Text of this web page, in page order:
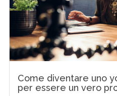
Come diventare uno
per essere un vero